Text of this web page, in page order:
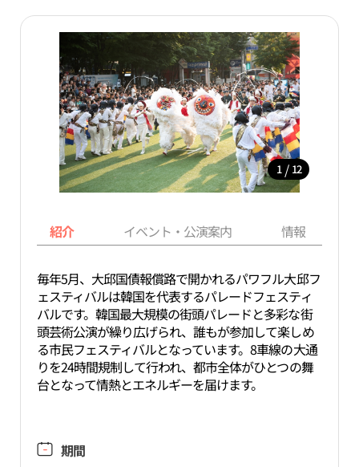
1 / 12
紹介 イベント・公演案内 情報
毎年5月、大邱国債報償路で開かれるパワフル大邱フ
ェスティバルは韓国を代表するパレードフェスティ
バルです。韓国最大規模の街頭パレードと多彩な街
頭芸術公演が繰り広げられ、誰もが参加して楽しめ
る市民フェスティバルとなっています。8車線の大通
りを24時間規制して行われ、都市全体がひとつの舞
台となって情熱とエネルギーを届けます。
期間